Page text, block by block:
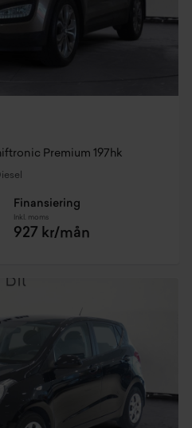
Premium 197hk
Finansiering
Inkl. moms
927 kr/mån